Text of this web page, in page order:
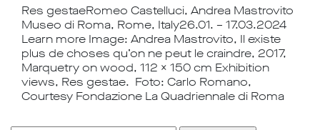
Res gestaeRomeo Castelluci, Andrea Mastrovito
Museo di Roma, Rome, Italy26.01. – 17.03.2024
Learn more Image: Andrea Mastrovito, Il existe
plus de choses qu’on ne peut le craindre, 2017,
Marquetry on wood, 112 x 150 cm Exhibition
views, Res gestae. Foto: Carlo Romano,
Courtesy Fondazione La Quadriennale di Roma